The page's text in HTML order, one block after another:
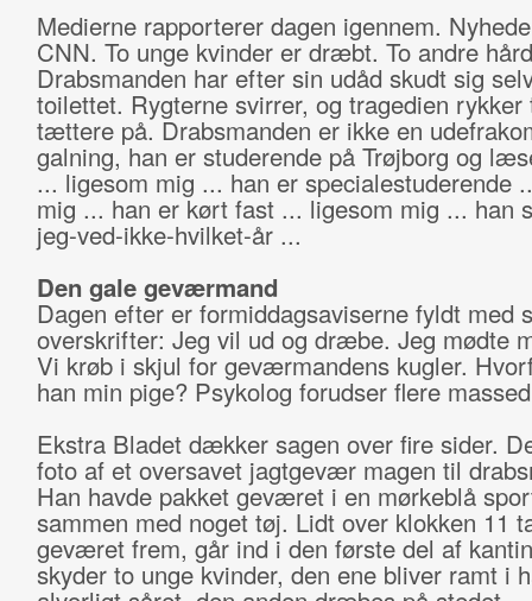
Medierne rapporterer dagen igennem.
CNN. To unge kvinder er dræbt. To andre
Drabsmanden har efter sin udåd skudt sig
toilettet. Rygterne svirrer, og tragedien
tættere på. Drabsmanden er ikke en
galning, han er studerende på Trøjborg og
... ligesom mig ... han er specialestuderende
mig ... han er kørt fast ... ligesom mig ... han
jeg-ved-ikke-hvilket-år ...
Den gale geværmand
Dagen efter er formiddagsaviserne fyldt med
overskrifter: Jeg vil ud og dræbe. Jeg mødte
Vi krøb i skjul for geværmandens kugler.
han min pige? Psykolog forudser flere
Ekstra Bladet dækker sagen over fire sider.
foto af et oversavet jagtgevær magen til
Han havde pakket geværet i en mørkeblå
sammen med noget tøj. Lidt over klokken 11
geværet frem, går ind i den første del af
skyder to unge kvinder, den ene bliver ramt i